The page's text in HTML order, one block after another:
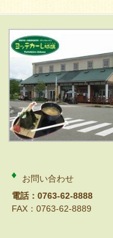
お問い合わせ
電話：0763-62-8888
FAX：0763-62-8889